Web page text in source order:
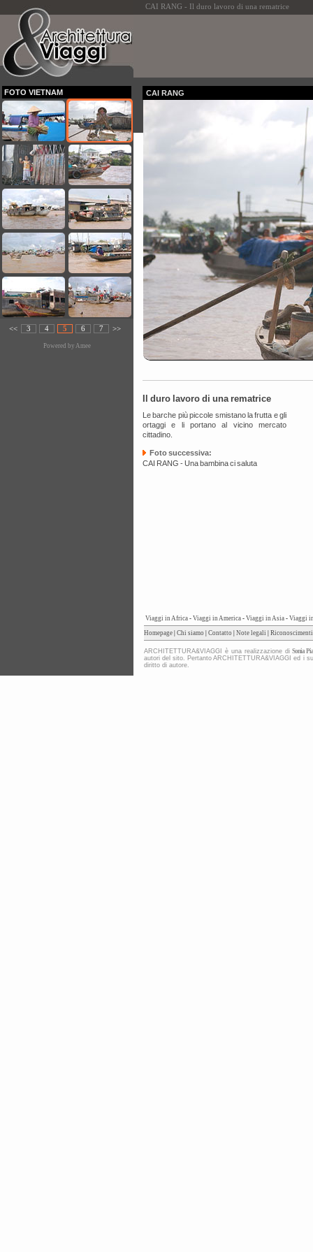
CAI RANG - Il duro lavoro di una rematrice
FOTO VIETNAM
<< 3 4 5 6 7 >>
Powered by Amee
CAI RANG
Il duro lavoro di una rematrice
Le barche più piccole smistano la frutta e gli
ortaggi e li portano al vicino mercato
cittadino.
Foto successiva:
CAI RANG - Una bambina ci saluta
Viaggi in Africa - Viaggi in America - Viaggi in Asia - Viaggi
Homepage Chi siamo Contatto Note legali Riconoscimenti
ARCHITETTURA&VIAGGI è una realizzazione diSonia
autori del sito. Pertanto ARCHITETTURA&VIAGGI ed i
diritto di autore.